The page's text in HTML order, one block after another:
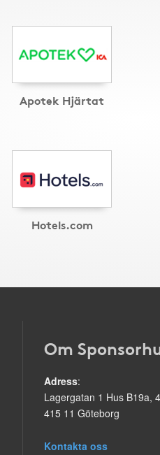
Apotek Hjärtat
Hotels.com
Om
Adress:
Lagergatan 1 Hus B19a,
415 11 Göteborg
Kontakta oss